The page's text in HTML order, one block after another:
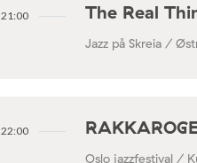
21:00 The Real
Jazz på Skreia /
22:00
Oslo jazzfestival /